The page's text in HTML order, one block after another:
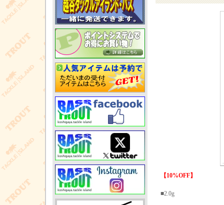
【10%OFF】
■2.0g